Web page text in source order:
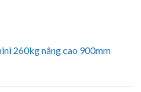
260kg nâng cao 900mm